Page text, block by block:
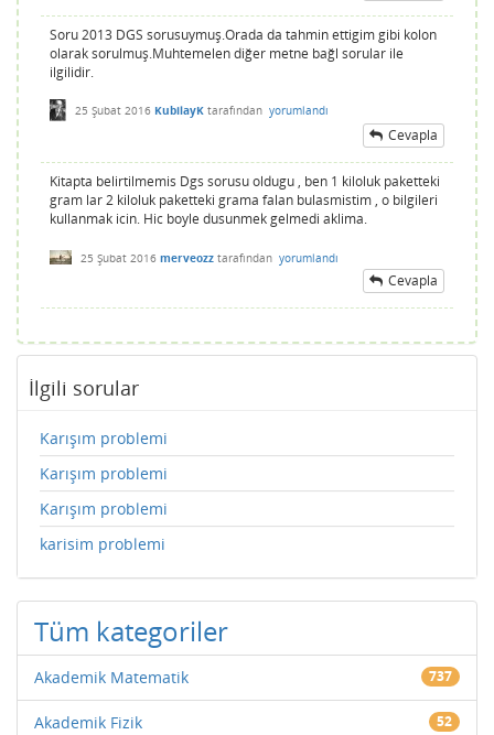
Soru 2013 DGS sorusuymuş.Orada da tahmin ettigim gibi kolon
olarak sorulmuş.Muhtemelen diğer metne bağl sorular ile
ilgilidir.
25 Şubat 2016 KubilayK tarafından yorumlandı
Cevapla
Kitapta belirtilmemis Dgs sorusu oldugu , ben 1 kiloluk paketteki
gram lar 2 kiloluk paketteki grama falan bulasmistim , o bilgileri
kullanmak icin. Hic boyle dusunmek gelmedi aklima.
25 Şubat 2016 merveozz tarafından yorumlandı
Cevapla
İlgili sorular
Karışım problemi
Karışım problemi
Karışım problemi
karisim problemi
Tüm kategoriler
Akademik Matematik 737
Akademik Fizik 52